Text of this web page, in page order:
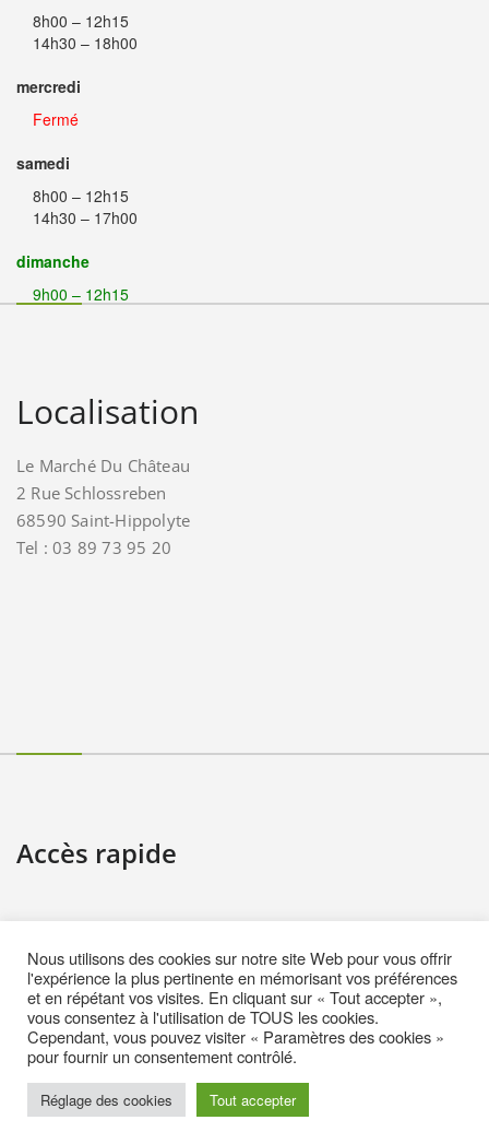
8h00 – 12h15
14h30 – 18h00
mercredi
Fermé
samedi
8h00 – 12h15
14h30 – 17h00
dimanche
9h00 – 12h15
Localisation
Le Marché Du Château
2 Rue Schlossreben
68590 Saint-Hippolyte
Tel : 03 89 73 95 20
Accès rapide
Informations pratiques
Mentions Légales
Politique de cookies (EU)
Nous utilisons des cookies sur notre site Web pour vous offrir
l'expérience la plus pertinente en mémorisant vos préférences
et en répétant vos visites. En cliquant sur « Tout accepter »,
vous consentez à l'utilisation de TOUS les cookies.
Cependant, vous pouvez visiter « Paramètres des cookies »
pour fournir un consentement contrôlé.
Réglage des cookies Tout accepter